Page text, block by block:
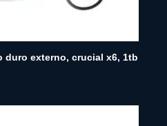
duro externo, crucial x6, 1tb